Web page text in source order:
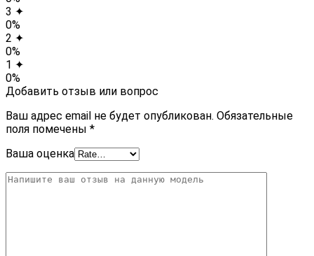
3 ✦
0%
2 ✦
0%
1 ✦
0%
Добавить отзыв или вопрос
Ваш адрес email не будет опубликован. Обязательные
поля помечены *
Ваша оценка